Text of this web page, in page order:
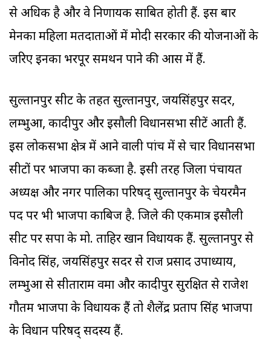
से अधिक है और वे निर्णायक साबित होती हैं. इस बार
मेनका महिला मतदाताओं में मोदी सरकार की योजनाओं के
जरिए इनका भरपूर समर्थन पाने की आस में हैं.
सुल्तानपुर सीट के तहत सुल्तानपुर, जयसिंहपुर सदर,
लम्भुआ, कादीपुर और इसौली विधानसभा सीटें आती हैं.
इस लोकसभा क्षेत्र में आने वाली पांच में से चार विधानसभा
सीटों पर भाजपा का कब्जा है. इसी तरह जिला पंचायत
अध्यक्ष और नगर पालिका परिषद् सुल्तानपुर के चेयरमैन
पद पर भी भाजपा काबिज है. जिले की एकमात्र इसौली
सीट पर सपा के मो. ताहिर खान विधायक हैं. सुल्तानपुर से
विनोद सिंह, जयसिंहपुर सदर से राज प्रसाद उपाध्याय,
लम्भुआ से सीताराम वर्मा और कादीपुर सुरक्षित से राजेश
गौतम भाजपा के विधायक हैं तो शैलेंद्र प्रताप सिंह भाजपा
के विधान परिषद् सदस्य हैं.